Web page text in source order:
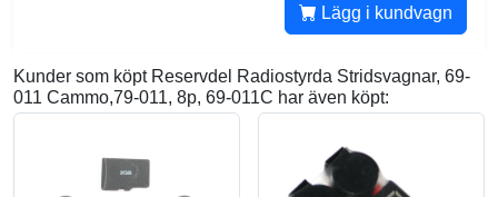
Lägg i kundvagn
Kunder som köpt Reservdel Radiostyrda Stridsvagnar, 69-
011 Cammo,79-011, 8p, 69-011C har även köpt: